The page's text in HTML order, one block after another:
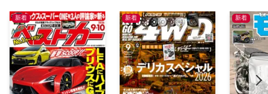
思い切り踏める4A-Gをゲット!!
FCRの性能に迫る！
FCRの性能に迫る！ PART2
ハチロク道 サーキットテストを走ってみる！
全開上等AE86
新着 新着 新着